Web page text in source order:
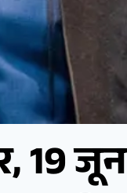
19 जून